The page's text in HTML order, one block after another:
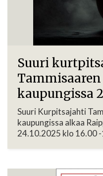
Suuri
Tammisaaren
kaupungissa
Suuri Kurpitsajahti
kaupungissa alkaa
24.10.2025 klo 16.00